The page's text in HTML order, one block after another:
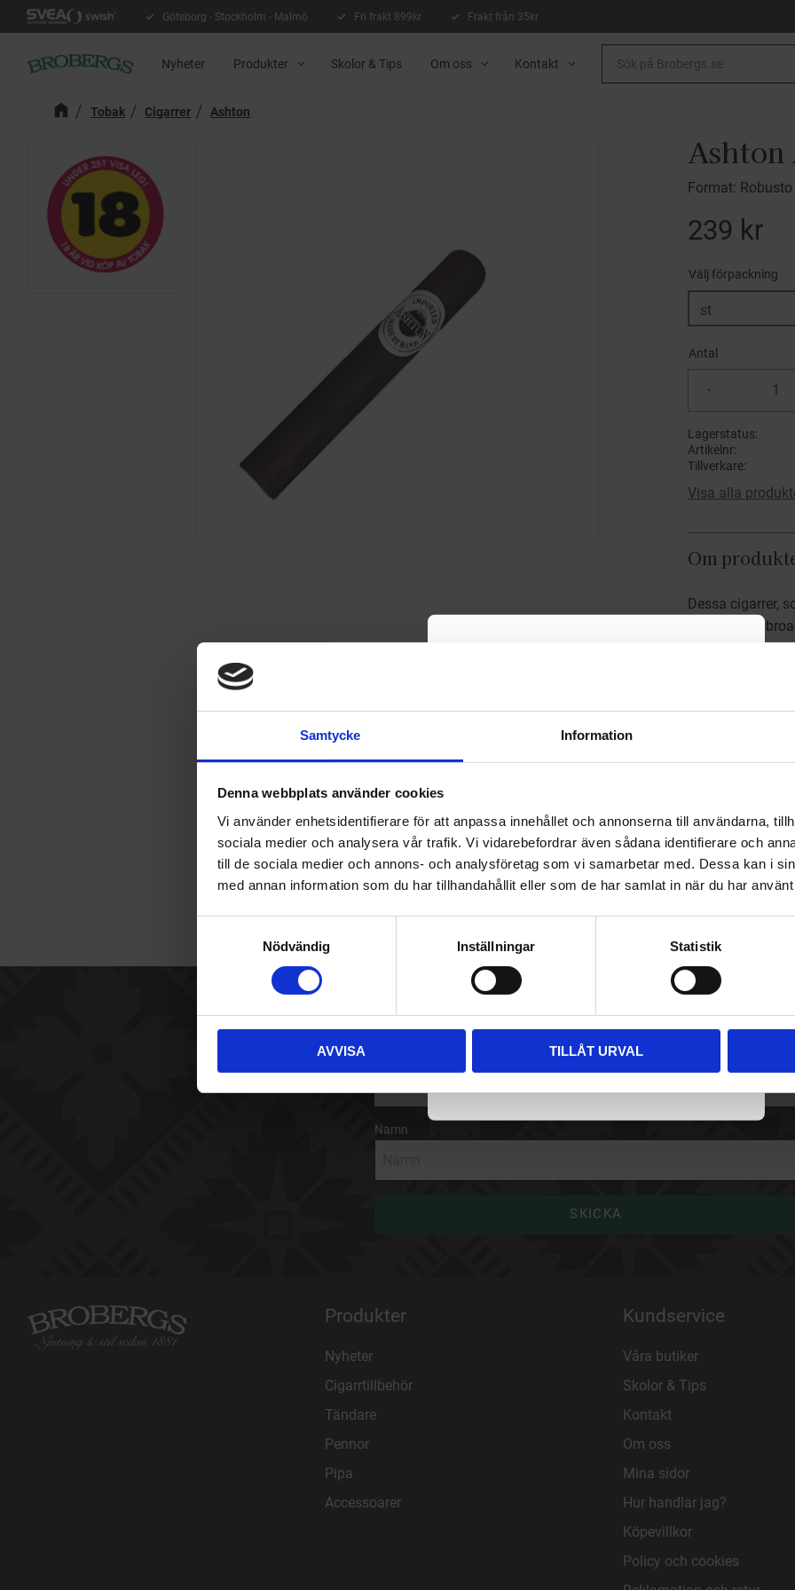
Samtycke Information
Denna webbplats använder cookies
Vi använder enhetsidentifierare för att anpassa innehållet och annonserna till användarna,
sociala medier och analysera vår trafik. Vi vidarebefordrar även sådana identifierare och
till de sociala medier och annons- och analysföretag som vi samarbetar med. Dessa kan i
med annan information som du har tillhandahållit eller som de har samlat in när du har
m
s
Nödvändig Inställningar Statistik
AVVISA TILLÅT URVAL
Göteborg - Stockholm - Malmö Fri frakt 899kr Frakt från 35kr
Nyheter Produkter Skolor & Tips Om oss Kontakt
Tobak Cigarrer Ashton
Ashton
Format:
239 kr
Välj förpackning
Antal
-
Lagerstatus
Artikelnr
Tillverkare
Visa alla
Om
Dessa cigarrer,
Connecticut
rätt behandlat,
cigarrer är
18 års
Skriv upp dig på vårt nyhetsbrev
Namn
SKICKA
Produkter
Nyheter
Cigarrtillbehör
Tändare
Pennor
Pipa
Accessoarer
Kundservice
Våra butiker
Skolor & Tips
Kontakt
Om oss
Mina sidor
Hur handlar jag?
Köpevillkor
Policy och cookies
För att få handla tobak på Brobergs.se
behöver du ha fyllt 18 år.
I kassan ber vi dig att legitimera dig med
BankID.
sidanhur handlar jag eller se våraköpvillkor
JAG HAR FYLLT 18 ÅR